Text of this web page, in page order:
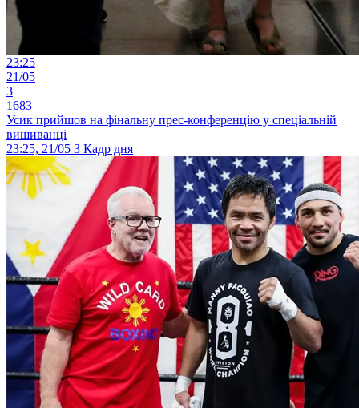
23:25
21/05
3
1683
Усик прийшов на фінальну прес-конференцію у спеціальній
вишиванці
23:25, 21/05 3 Кадр дня